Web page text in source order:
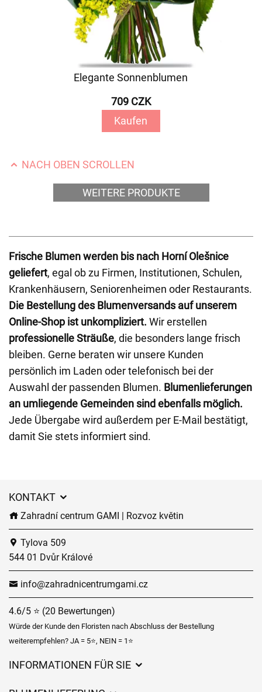
Elegante Sonnenblumen
709 CZK
Kaufen
NACH OBEN SCROLLEN
WEITERE PRODUKTE
Frische Blumen werden bis nach Horní Olešnice
geliefert, egal ob zu Firmen, Institutionen, Schulen,
Krankenhäusern, Seniorenheimen oder Restaurants.
Die Bestellung des Blumenversands auf unserem
Online-Shop ist unkompliziert. Wir erstellen
professionelle Sträuße, die besonders lange frisch
bleiben. Gerne beraten wir unsere Kunden
persönlich im Laden oder telefonisch bei der
Auswahl der passenden Blumen. Blumenlieferungen
an umliegende Gemeinden sind ebenfalls möglich.
Jede Übergabe wird außerdem per E-Mail bestätigt,
damit Sie stets informiert sind.
KONTAKT
Zahradní centrum GAMI | Rozvoz květin
Tylova 509
544 01 Dvůr Králové
info@zahradnicentrumgami.cz
4.6/5 ⭐ (20 Bewertungen)
Würde der Kunde den Floristen nach Abschluss der Bestellung
weiterempfehlen? JA = 5⭐, NEIN = 1⭐
INFORMATIONEN FÜR SIE